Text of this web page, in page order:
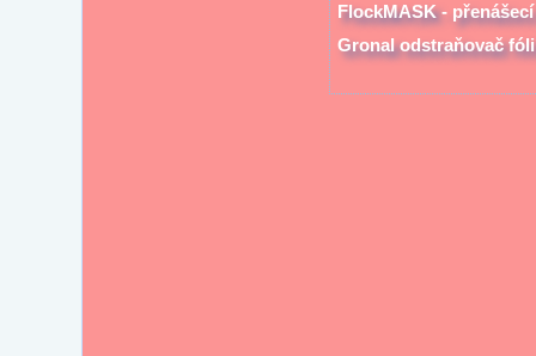
FlockMASK -
Gronal odstraňovač